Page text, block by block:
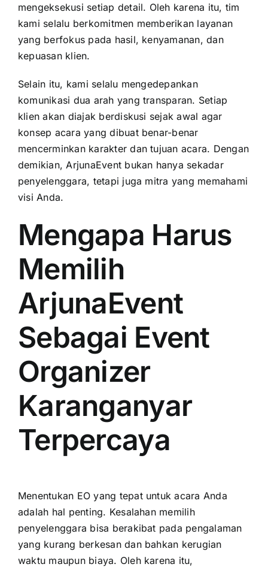
mengeksekusi setiap detail. Oleh karena itu, tim
kami selalu berkomitmen memberikan layanan
yang berfokus pada hasil, kenyamanan, dan
kepuasan klien.
Selain itu, kami selalu mengedepankan
komunikasi dua arah yang transparan. Setiap
klien akan diajak berdiskusi sejak awal agar
konsep acara yang dibuat benar-benar
mencerminkan karakter dan tujuan acara. Dengan
demikian, ArjunaEvent bukan hanya sekadar
penyelenggara, tetapi juga mitra yang memahami
visi Anda.
Mengapa Harus
Memilih
ArjunaEvent
Sebagai Event
Organizer
Karanganyar
Terpercaya
Menentukan EO yang tepat untuk acara Anda
adalah hal penting. Kesalahan memilih
penyelenggara bisa berakibat pada pengalaman
yang kurang berkesan dan bahkan kerugian
waktu maupun biaya. Oleh karena itu,